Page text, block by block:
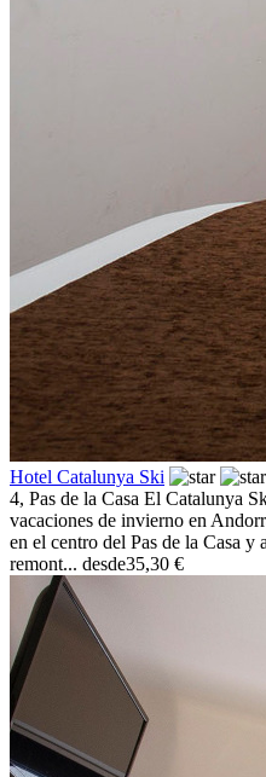
Hotel Catalunya Ski
4, Pas de la Casa El Catalunya
vacaciones de invierno en
en el centro del Pas de la Casa y
remont... desde35,30 €